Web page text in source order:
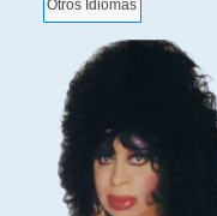
Otros Idiomas